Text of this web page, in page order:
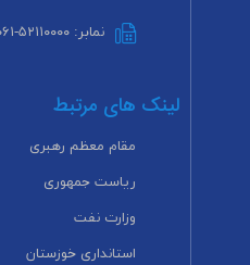
نمابر: ۵۲۱۱۰۰۰۰-۰۶۱
لینک های مرتبط
مقام معظم رهبری
ریاست جمهوری
وزارت نفت
استانداری خوزستان